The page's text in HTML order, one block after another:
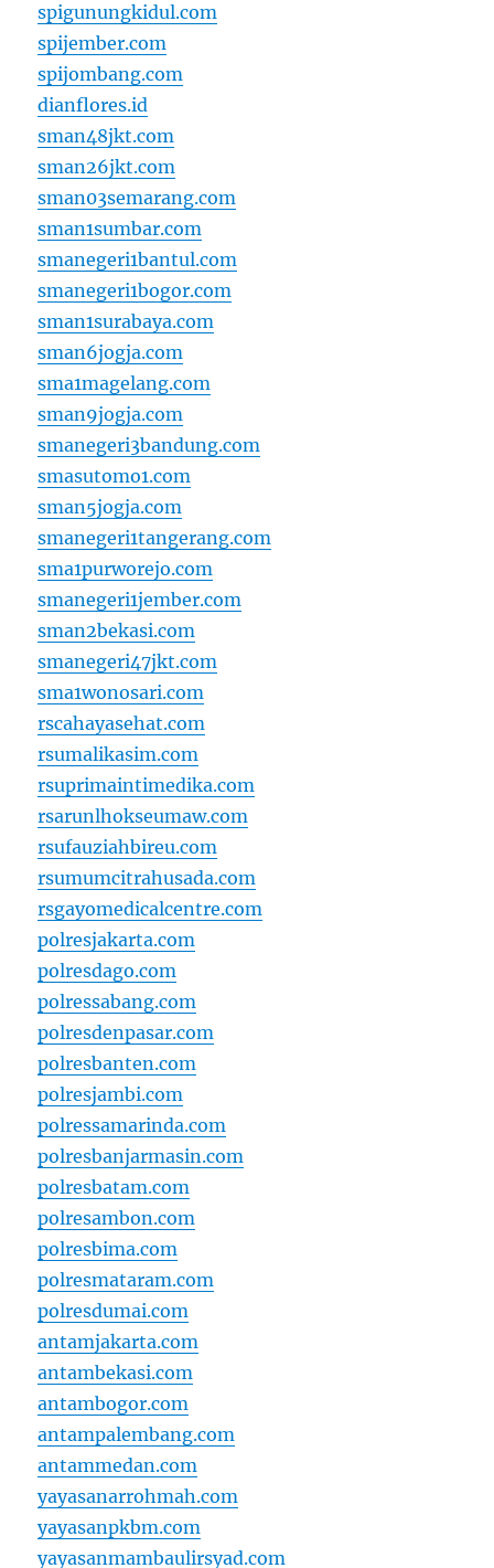
spigunungkidul.com
spijember.com
spijombang.com
dianflores.id
sman48jkt.com
sman26jkt.com
sman03semarang.com
sman1sumbar.com
smanegeri1bantul.com
smanegeri1bogor.com
sman1surabaya.com
sman6jogja.com
sma1magelang.com
sman9jogja.com
smanegeri3bandung.com
smasutomo1.com
sman5jogja.com
smanegeri1tangerang.com
sma1purworejo.com
smanegeri1jember.com
sman2bekasi.com
smanegeri47jkt.com
sma1wonosari.com
rscahayasehat.com
rsumalikasim.com
rsuprimaintimedika.com
rsarunlhokseumaw.com
rsufauziahbireu.com
rsumumcitrahusada.com
rsgayomedicalcentre.com
polresjakarta.com
polresdago.com
polressabang.com
polresdenpasar.com
polresbanten.com
polresjambi.com
polressamarinda.com
polresbanjarmasin.com
polresbatam.com
polresambon.com
polresbima.com
polresmataram.com
polresdumai.com
antamjakarta.com
antambekasi.com
antambogor.com
antampalembang.com
antammedan.com
yayasanarrohmah.com
yayasanpkbm.com
yayasanmambaulirsyad.com